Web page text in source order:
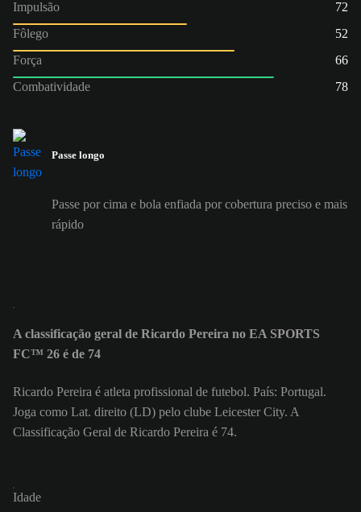
Impulsão
72
Fôlego
52
Força
66
Combatividade
78
Passe longo
Passe por cima e bola enfiada por cobertura preciso e mais
rápido
A classificação geral de Ricardo Pereira no EA SPORTS
FC™ 26 é de 74
Ricardo Pereira é atleta profissional de futebol. País: Portugal.
Joga como Lat. direito (LD) pelo clube Leicester City. A
Classificação Geral de Ricardo Pereira é 74.
Idade